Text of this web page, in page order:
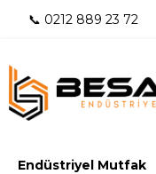
📞 0212 889 23 72
Endüstriyel Mutfak